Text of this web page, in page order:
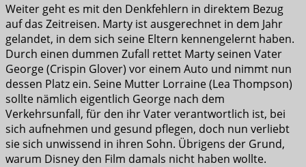
Weiter geht es mit den Denkfehlern in direktem Bezug
auf das Zeitreisen. Marty ist ausgerechnet in dem Jahr
gelandet, in dem sich seine Eltern kennengelernt haben.
Durch einen dummen Zufall rettet Marty seinen Vater
George (Crispin Glover) vor einem Auto und nimmt nun
dessen Platz ein. Seine Mutter Lorraine (Lea Thompson)
sollte nämlich eigentlich George nach dem
Verkehrsunfall, für den ihr Vater verantwortlich ist, bei
sich aufnehmen und gesund pflegen, doch nun verliebt
sie sich unwissend in ihren Sohn. Übrigens der Grund,
warum Disney den Film damals nicht haben wollte.